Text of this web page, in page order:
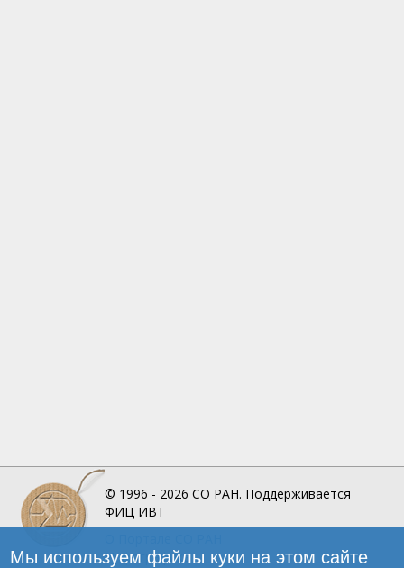
© 1996 - 2026 СО РАН. Поддерживается
ФИЦ ИВТ
Инфографика
Мы используем файлы куки на этом сайте